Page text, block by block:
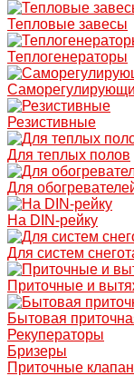
Тепловые завесы
Теплогенераторы
Резистивные
Для теплых полов
Для
На DIN-рейку
Для систем
Приточные и
Бытовая
Рекуператоры
Бризеры
Приточные